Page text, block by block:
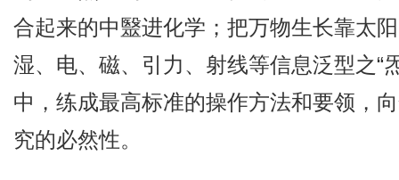
合起来的中毉进化学；把万物生长靠太
湿、电、磁、引力、射线等信息泛型之“
中，练成最高标准的操作方法和要领，
究的必然性。